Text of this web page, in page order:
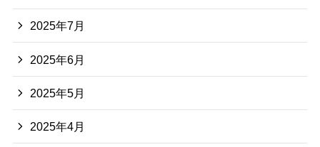
2025年7月
2025年6月
2025年5月
2025年4月